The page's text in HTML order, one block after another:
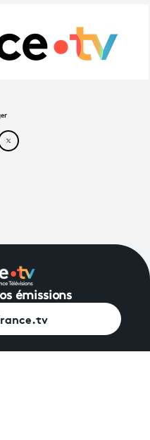
cet article sur
Partager cet article sur
émissions